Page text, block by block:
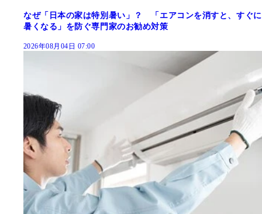
なぜ「日本の家は特別暑い」？ 「エアコンを消すと、すぐに
暑くなる」を防ぐ専門家のお勧め対策
2026年08月04日 07:00